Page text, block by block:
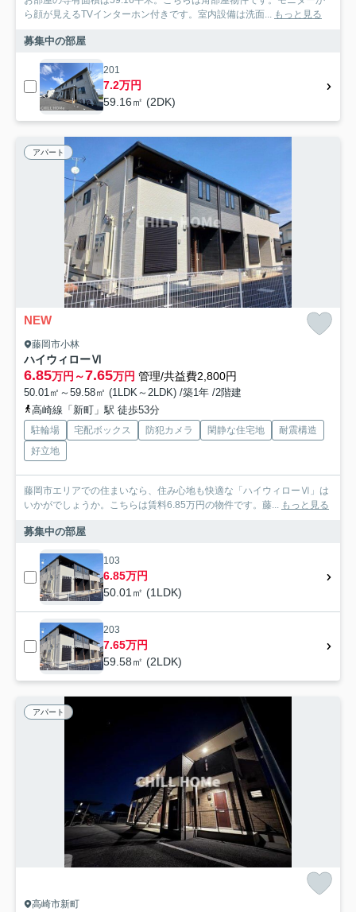
ら顔が見えるTVインターホン付きです。室内設備は洗面... もっと見る
募集中の部屋
201
7.2万円
59.16㎡ (2DK)
アパート
NEW
藤岡市小林
ハイウィローⅥ
6.85万円～7.65万円 管理/共益費2,800円
50.01㎡～59.58㎡ (1LDK～2LDK) /築1年 /2階建
高崎線「新町」駅 徒歩53分
駐輪場 宅配ボックス 防犯カメラ 閑静な住宅地
耐震構造
好立地
藤岡市エリアでの住まいなら、住み心地も快適な「ハイウィローⅥ」は
いかがでしょうか。こちらは賃料6.85万円の物件です。藤... もっと見る
募集中の部屋
103
6.85万円
50.01㎡ (1LDK)
203
7.65万円
59.58㎡ (2LDK)
アパート
高崎市新町